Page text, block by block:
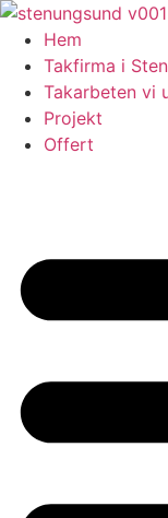
Skip
content
Hem
Takfirma i
Takarbeten vi
Projekt
Offert